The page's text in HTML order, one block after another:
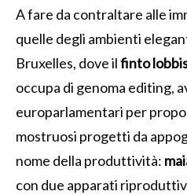
A fare da contraltare alle
quelle degli ambienti
Bruxelles, dove ilfinto
occupa di genoma editing,
europarlamentari per
mostruosi progetti da
nome della produttività:
con due apparati